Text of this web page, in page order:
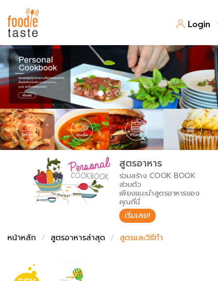
Login
สูตรอาหาร
สูตรอาหารล่าสุด
Top Foodie
พาไปชิม
สารพันก้นครัว
เคล็ดลับน่ารู้
เปรียบเทียบหน่วยการตวง
เปรียบเทียบอุณหภูมิ
เปรียบเทียบน้ำหนักวัตถุดิบ
FoodPedia
สร้าง Cookbook
สูตรอาหาร
ร่วมสร้าง COOK BOOK
ส่วนตัว
เพียงแนะนำสูตรอาหารของ
คุณที่นี่
เริ่มเลย!
หน้าหลัก
สูตรอาหารล่าสุด สูตรและวิธีทำ